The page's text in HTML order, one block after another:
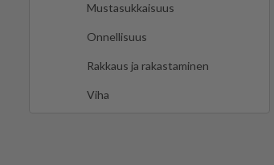
Mustasukkaisuus
Onnellisuus
Rakkaus ja rakastaminen
Viha